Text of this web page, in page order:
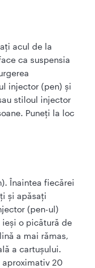
acul de la
ca suspensia
injector (pen) şi
stiloul injector
Puneţi la loc
Înaintea fiecărei
şi apăsaţi
(pen-ul)
ieşi o picătură de
a mai rămas,
a cartuşului.
aproximativ 20